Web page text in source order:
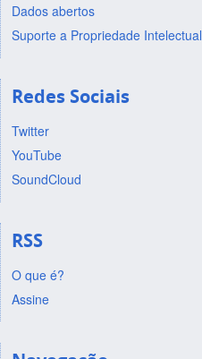
Dados abertos
Suporte a Propriedade Intelectual
Redes Sociais
Twitter
YouTube
SoundCloud
RSS
O que é?
Assine